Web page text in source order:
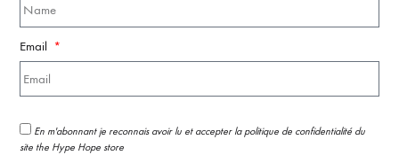
Email
En m'abonnant je reconnais avoir lu et accepter la politique de confidentialité du
site the Hype Hope store